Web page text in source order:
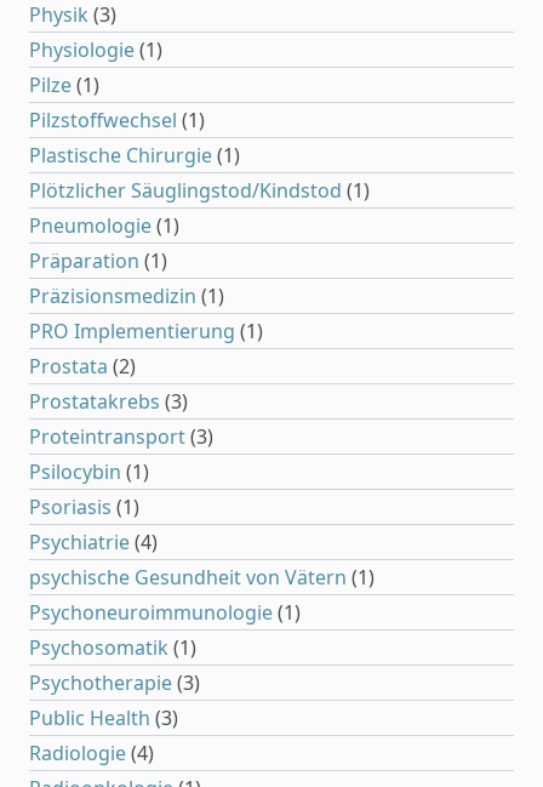
Physik (3)
Physiologie(1)
Pilze(1)
Pilzstoffwechsel (1)
Plastische Chirurgie(1)
Plötzlicher Säuglingstod/Kindstod (1)
Pneumologie(1)
Präparation (1)
Präzisionsmedizin (1)
PRO Implementierung (1)
Prostata (2)
Prostatakrebs (3)
Proteintransport(3)
Psilocybin (1)
Psoriasis (1)
Psychiatrie(4)
psychische Gesundheit von Vätern (1)
Psychoneuroimmunologie(1)
Psychosomatik (1)
Psychotherapie(3)
Public Health (3)
Radiologie(4)